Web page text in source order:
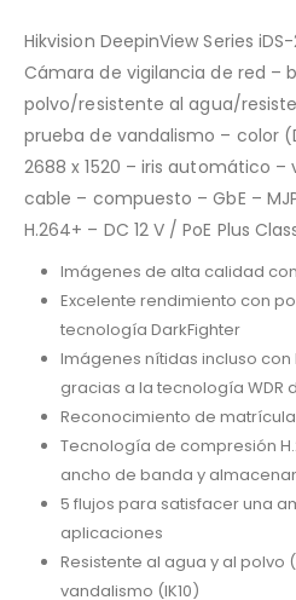
Hikvision DeepinView Series
Cámara de vigilancia de red –
polvo/resistente al agua/
prueba de vandalismo – color
2688 x 1520 – iris automático
cable – compuesto – GbE –
H.264+ – DC 12 V / PoE Plus
Imágenes de alta calidad
Excelente rendimiento con
tecnología DarkFighter
Imágenes nítidas incluso
gracias a la tecnología WDR
Reconocimiento de
Tecnología de compresión
ancho de banda y
5 flujos para satisfacer una
aplicaciones
Resistente al agua y al polvo
vandalismo (IK10)